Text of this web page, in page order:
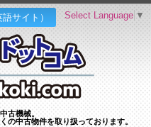
サイト）
古機械。
の中古物件を取り扱っております。
Select Language ▼